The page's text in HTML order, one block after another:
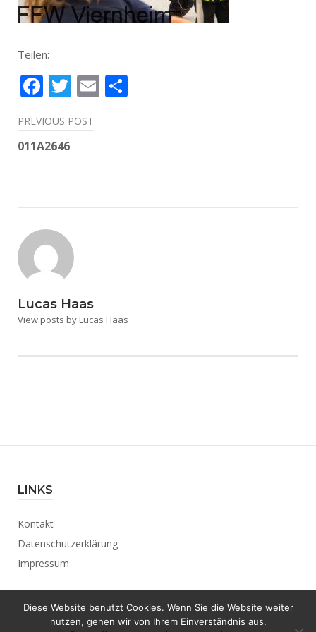
Teilen:
Facebook
Twitter
Email
Beitragsnavigation
PREVIOUS POST
011A2646
Lucas Haas
View posts by Lucas Haas
LINKS
Kontakt
Datenschutzerklärung
Impressum
Diese Website benutzt Cookies. Wenn Sie die Website weiter
nutzen, gehen wir von Ihrem Einverständnis aus.